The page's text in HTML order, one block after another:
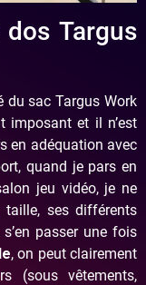
Targus
du sac Targus Work
imposant et il n’est
en adéquation avec
quand je pars en
jeu vidéo, je ne
taille, ses différents
passer une fois
, on peut clairement
(sous vêtements,